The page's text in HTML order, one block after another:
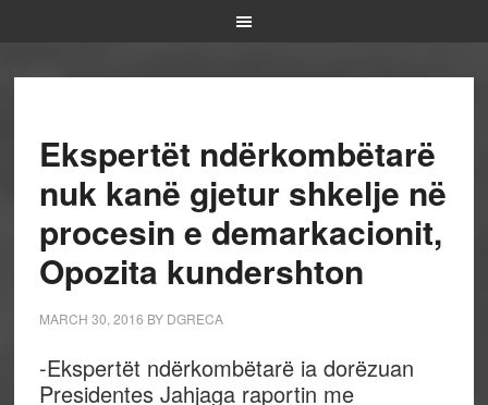
Ekspertët ndërkombëtarë
nuk kanë gjetur shkelje në
procesin e demarkacionit,
Opozita kundershton
MARCH 30, 2016 BY DGRECA
-Ekspertët ndërkombëtarë ia dorëzuan
Presidentes Jahjaga raportin me